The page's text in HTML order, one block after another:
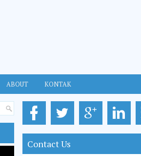
ABOUT KONTAK
Contact Us